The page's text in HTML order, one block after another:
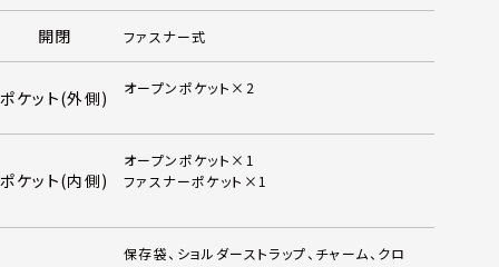
開閉 ファスナー式
ポケット(外側) オープンポケット×2
ポケット(内側)
オープンポケット×1
ファスナーポケット×1
保存袋、ショルダーストラップ、チャーム、クロ